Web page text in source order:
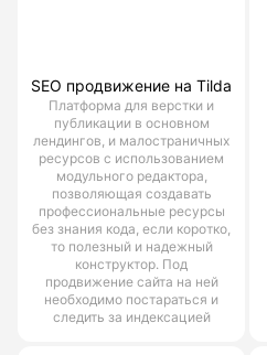
SEO продвижение на Tilda
Платформа для верстки и
публикации в основном
лендингов, и малостраничных
ресурсов с использованием
модульного редактора,
позволяющая создавать
профессиональные ресурсы
без знания кода, если коротко,
то полезный и надежный
конструктор. Под
продвижение сайта на ней
необходимо постараться и
следить за индексацией